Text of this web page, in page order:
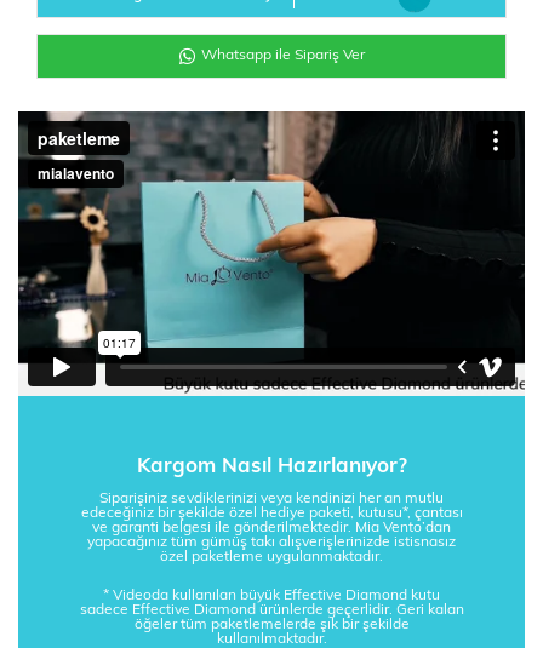
Whatsapp ile Sipariş Ver
Kargom Nasıl Hazırlanıyor?
Siparişiniz sevdiklerinizi veya kendinizi her an mutlu
edeceğiniz bir şekilde özel hediye paketi, kutusu*, çantası
ve garanti belgesi ile gönderilmektedir. Mia Vento’dan
yapacağınız tüm gümüş takı alışverişlerinizde istisnasız
özel paketleme uygulanmaktadır.
* Videoda kullanılan büyük Effective Diamond kutu
sadece Effective Diamond ürünlerde geçerlidir. Geri kalan
öğeler tüm paketlemelerde şık bir şekilde
kullanılmaktadır.